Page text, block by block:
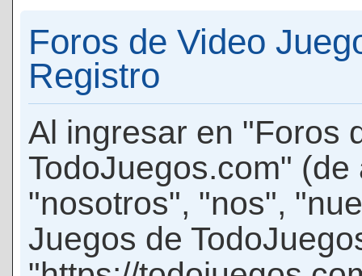
Foros de Video
Registro
Al ingresar en "Foros
TodoJuegos.com"
"nosotros", "nos",
Juegos de